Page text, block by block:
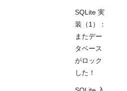
SQLite 実
装（1）：
またデー
タベース
がロック
した！